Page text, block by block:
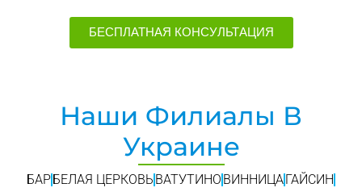
БЕСПЛАТНАЯ КОНСУЛЬТАЦИЯ
Наши Филиалы В
Украине
БАРБЕЛАЯ ЦЕРКОВЬ ВАТУТИНО ВИННИЦАГАЙСИН